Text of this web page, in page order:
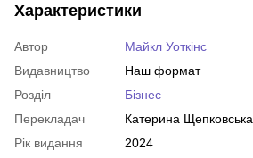
Характеристики
Автор
Майкл Уоткінс
Видавництво
Наш формат
Розділ
Бізнес
Перекладач
Катерина Щепковська
Рік видання
2024